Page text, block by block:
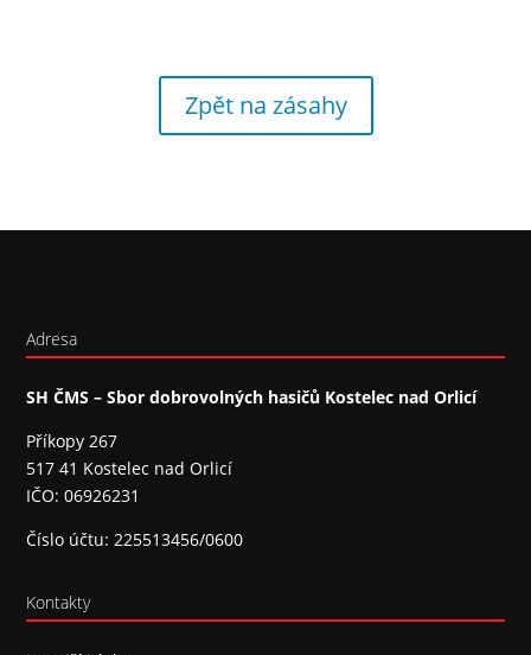
Zpět na zásahy
Adresa
SH ČMS – Sbor dobrovolných hasičů Kostelec nad Orlicí
Příkopy 267
517 41 Kostelec nad Orlicí
IČO: 06926231
Číslo účtu: 225513456/0600
Kontakty